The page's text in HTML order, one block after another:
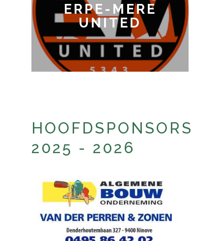
ERPE-MERE
UNITED
HOOFDSPONSORS
2025 - 2026